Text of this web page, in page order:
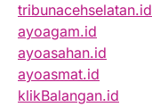
tribunacehselatan.id
ayoagam.id
ayoasahan.id
ayoasmat.id
klikBalangan.id